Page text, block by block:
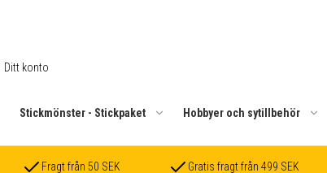
Ditt konto
Stickmönster - Stickpaket Hobbyer och sytillbehör
Fragt från 50 SEK Gratis fragt från 499 SEK